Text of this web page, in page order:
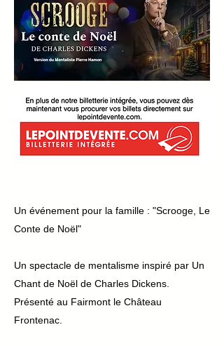
Un événement pour la famille : "Scrooge, Le
Conte de Noël"
Un spectacle de mentalisme inspiré par Un
Chant de Noël de Charles Dickens.​
Présenté au Fairmont le Château
Frontenac.